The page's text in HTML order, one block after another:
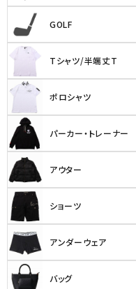
GOLF
Tシャツ/半端丈T
ポロシャツ
パーカー・トレーナー
アウター
ショーツ
アンダーウェア
バッグ